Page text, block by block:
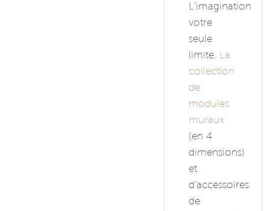
L’imagination
votre
seule
limite. La
collection
de
modules
muraux
(en 4
dimensions)
et
d’accessoires
de